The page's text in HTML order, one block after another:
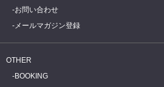
お問い合わせ
メールマガジン登録
OTHER
BOOKING